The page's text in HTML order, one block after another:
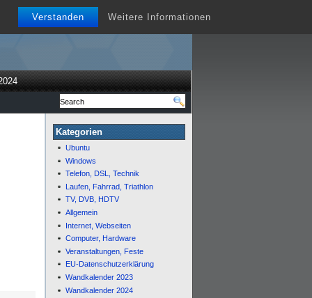
Verstanden Weitere Informationen
Kategorien
Ubuntu
Windows
Telefon, DSL, Technik
Laufen, Fahrrad, Triathlon
TV, DVB, HDTV
Allgemein
Internet, Webseiten
Computer, Hardware
Veranstaltungen, Feste
EU-Datenschutzerklärung
Wandkalender 2023
Wandkalender 2024